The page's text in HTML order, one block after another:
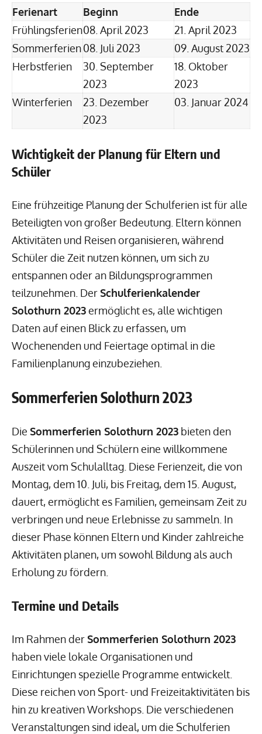
Ferienart Beginn
Ende
Frühlingsferien08. April 2023
21. April 2023
Sommerferien08. Juli 2023
09. August 2023
Herbstferien
30. September
2023
18. Oktober
2023
Winterferien
23. Dezember
2023
03. Januar 2024
Wichtigkeit der Planung für Eltern und
Schüler
Eine frühzeitige Planung der Schulferien ist für alle
Beteiligten von großer Bedeutung. Eltern können
Aktivitäten und Reisen organisieren, während
Schüler die Zeit nutzen können, um sich zu
entspannen oder an Bildungsprogrammen
teilzunehmen. Der Schulferienkalender
Solothurn 2023ermöglicht es, alle wichtigen
Daten auf einen Blick zu erfassen, um
Wochenenden und Feiertage optimal in die
Familienplanung einzubeziehen.
Sommerferien Solothurn 2023
Die Sommerferien Solothurn 2023 bieten den
Schülerinnen und Schülern eine willkommene
Auszeit vom Schulalltag. Diese Ferienzeit, die von
Montag, dem 10. Juli, bis Freitag, dem 15. August,
dauert, ermöglicht es Familien, gemeinsam Zeit zu
verbringen und neue Erlebnisse zu sammeln. In
dieser Phase können Eltern und Kinder zahlreiche
Aktivitäten planen, um sowohl Bildung als auch
Erholung zu fördern.
Termine und Details
Im Rahmen der Sommerferien Solothurn 2023
haben viele lokale Organisationen und
Einrichtungen spezielle Programme entwickelt.
Diese reichen von Sport- und Freizeitaktivitäten bis
hin zu kreativen Workshops. Die verschiedenen
Veranstaltungen sind ideal, um die Schulferien